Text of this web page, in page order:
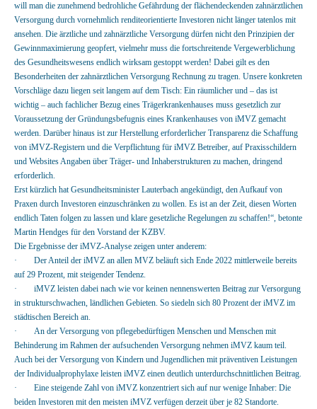
will man die zunehmend bedrohliche Gefährdung der flächendeckenden zahnärztlichen
Versorgung durch vornehmlich renditeorientierte Investoren nicht länger tatenlos mit
ansehen. Die ärztliche und zahnärztliche Versorgung dürfen nicht den Prinzipien der
Gewinnmaximierung geopfert, vielmehr muss die fortschreitende Vergewerblichung
des Gesundheitswesens endlich wirksam gestoppt werden! Dabei gilt es den
Besonderheiten der zahnärztlichen Versorgung Rechnung zu tragen. Unsere konkreten
Vorschläge dazu liegen seit langem auf dem Tisch: Ein räumlicher und – das ist
wichtig – auch fachlicher Bezug eines Trägerkrankenhauses muss gesetzlich zur
Voraussetzung der Gründungsbefugnis eines Krankenhauses von iMVZ gemacht
werden. Darüber hinaus ist zur Herstellung erforderlicher Transparenz die Schaffung
von iMVZ-Registern und die Verpflichtung für iMVZ Betreiber, auf Praxisschildern
und Websites Angaben über Träger- und Inhaberstrukturen zu machen, dringend
erforderlich.
Erst kürzlich hat Gesundheitsminister Lauterbach angekündigt, den Aufkauf von
Praxen durch Investoren einzuschränken zu wollen. Es ist an der Zeit, diesen Worten
endlich Taten folgen zu lassen und klare gesetzliche Regelungen zu schaffen!“, betonte
Martin Hendges für den Vorstand der KZBV.
Die Ergebnisse der iMVZ-Analyse zeigen unter anderem:
· Der Anteil der iMVZ an allen MVZ beläuft sich Ende 2022 mittlerweile bereits
auf 29 Prozent, mit steigender Tendenz.
· iMVZ leisten dabei nach wie vor keinen nennenswerten Beitrag zur Versorgung
in strukturschwachen, ländlichen Gebieten. So siedeln sich 80 Prozent der iMVZ im
städtischen Bereich an.
· An der Versorgung von pflegebedürftigen Menschen und Menschen mit
Behinderung im Rahmen der aufsuchenden Versorgung nehmen iMVZ kaum teil.
Auch bei der Versorgung von Kindern und Jugendlichen mit präventiven Leistungen
der Individualprophylaxe leisten iMVZ einen deutlich unterdurchschnittlichen Beitrag.
· Eine steigende Zahl von iMVZ konzentriert sich auf nur wenige Inhaber: Die
beiden Investoren mit den meisten iMVZ verfügen derzeit über je 82 Standorte.